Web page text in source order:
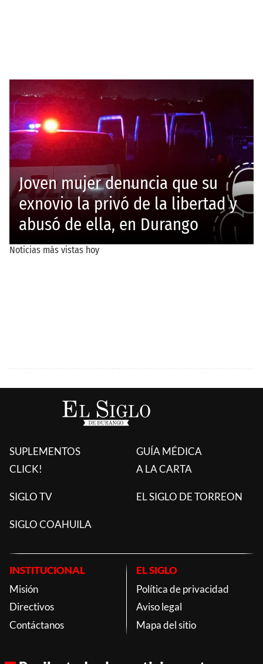
SUPLEMENTOS
CLICK!
GUÍA MÉDICA
A LA CARTA
SIGLO TV EL SIGLO DE TORREON
SIGLO COAHUILA
INSTITUCIONAL
Misión
Directivos
Contáctanos
EL SIGLO
Política de privacidad
Aviso legal
Mapa del sitio